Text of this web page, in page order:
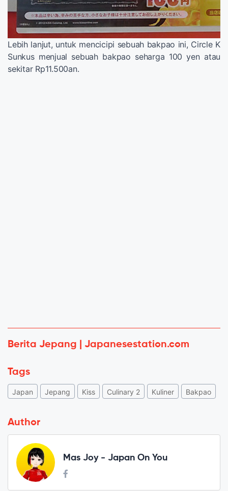
Lebih lanjut, untuk mencicipi sebuah bakpao ini, Circle K
Sunkus menjual sebuah bakpao seharga 100 yen atau
sekitar Rp11.500an.
Berita Jepang | Japanesestation.com
Tags
Japan Jepang Kiss Culinary 2 Kuliner Bakpao
Author
Mas Joy - Japan On You